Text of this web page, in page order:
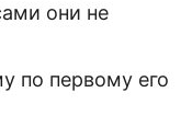
они не
по первому его